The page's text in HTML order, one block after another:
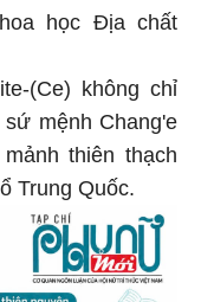
học Địa chất
(Ce) không chỉ
mệnh Chang'e
thiên thạch
Trung Quốc.